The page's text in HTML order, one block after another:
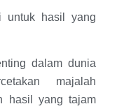
untuk hasil yang
dalam dunia
majalah
hasil yang tajam